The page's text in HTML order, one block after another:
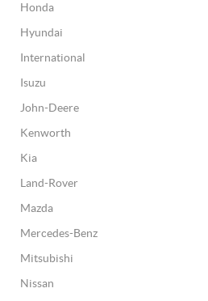
Honda
Hyundai
International
Isuzu
John-Deere
Kenworth
Kia
Land-Rover
Mazda
Mercedes-Benz
Mitsubishi
Nissan